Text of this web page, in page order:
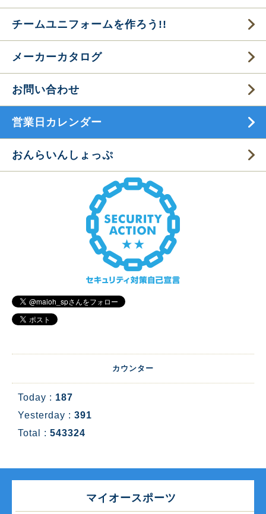
チームユニフォームを作ろう!!
メーカーカタログ
お問い合わせ
営業日カレンダー
おんらいんしょっぷ
カウンター
Today : 187
Yesterday : 391
Total : 543324
マイオースポーツ